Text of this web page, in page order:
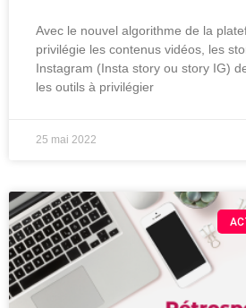
Avec le nouvel algorithme de la
privilégie les contenus vidéos, les
Instagram (Insta story ou story IG)
les outils à privilégier
25 mai 2022